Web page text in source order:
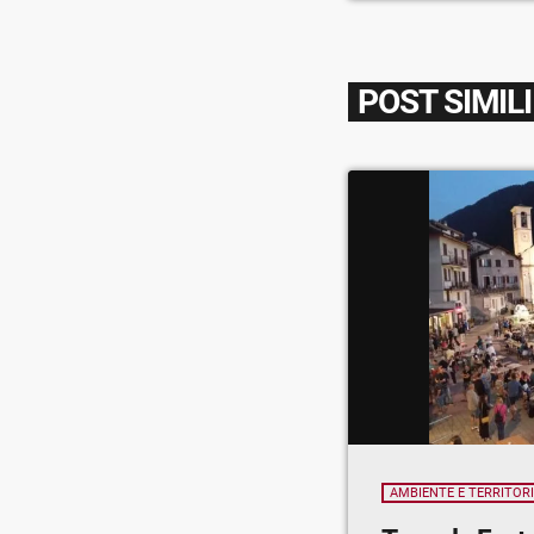
POST SIMILI
AMBIENTE E